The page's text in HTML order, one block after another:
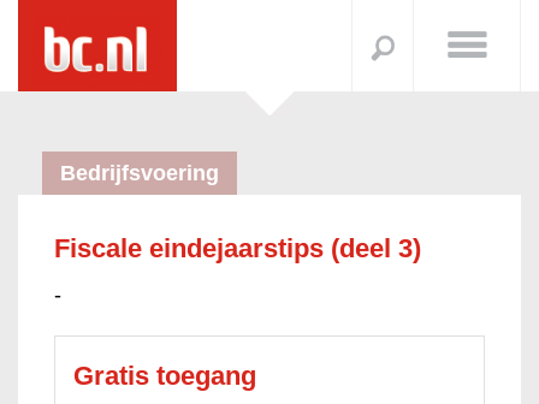
Bedrijfsvoering
Fiscale eindejaarstips (deel 3)
-
Gratis toegang